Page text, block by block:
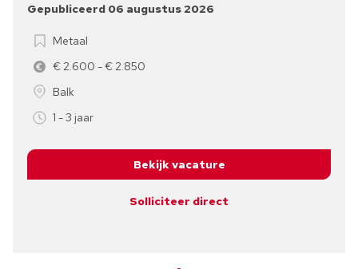
Gepubliceerd 06 augustus 2026
Metaal
€ 2.600 - € 2.850
Balk
1 - 3 jaar
Solliciteer direct
Bekijk vacature